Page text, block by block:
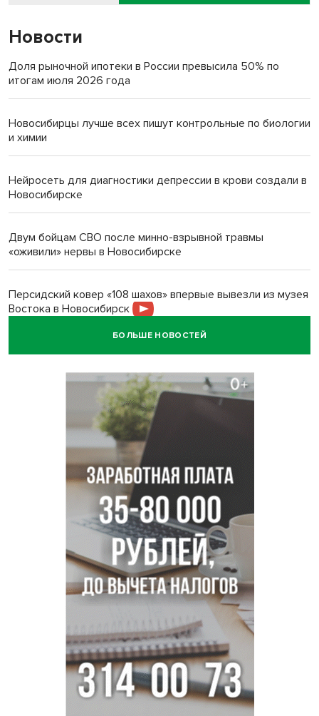
Новости
Доля рыночной ипотеки в России превысила 50% по
итогам июля 2026 года
Новосибирцы лучше всех пишут контрольные по биологии
и химии
Нейросеть для диагностики депрессии в крови создали в
Новосибирске
Двум бойцам СВО после минно-взрывной травмы
«оживили» нервы в Новосибирске
Персидский ковер «108 шахов» впервые вывезли из музея
Востока в Новосибирск
БОЛЬШЕ НОВОСТЕЙ